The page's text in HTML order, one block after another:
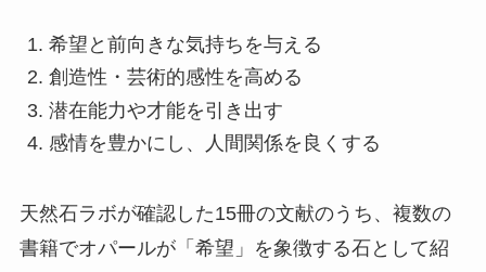
希望と前向きな気持ちを与える
創造性・芸術的感性を高める
潜在能力や才能を引き出す
感情を豊かにし、人間関係を良くする
天然石ラボが確認した15冊の文献のうち、複数の
書籍でオパールが「希望」を象徴する石として紹